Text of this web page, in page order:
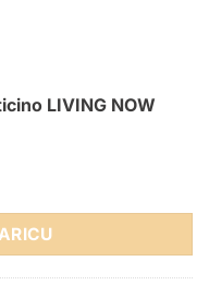
LIVING NOW
3x2M količina